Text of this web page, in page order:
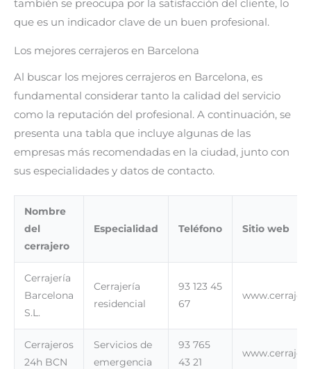
también se preocupa por la satisfacción del cliente, lo
que es un indicador clave de un buen profesional.
Los mejores cerrajeros en Barcelona
Al buscar los mejores cerrajeros en Barcelona, es
fundamental considerar tanto la calidad del servicio
como la reputación del profesional. A continuación, se
presenta una tabla que incluye algunas de las
empresas más recomendadas en la ciudad, junto con
sus especialidades y datos de contacto.
Nombre
del
cerrajero
Especialidad Teléfono Sitio web
Cerrajería
Barcelona
S.L.
Cerrajería
residencial
93 123 45
67
Cerrajeros
24h BCN
Servicios de
emergencia
93 765
43 21